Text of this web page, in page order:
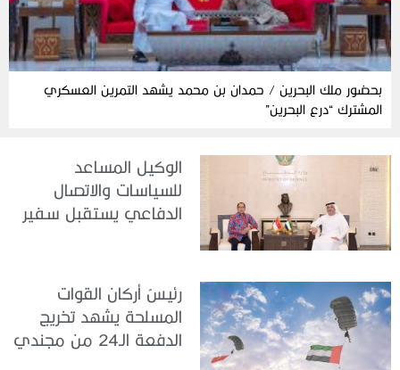
بحضور ملك البحرين / حمدان بن محمد يشهد التمرين العسكري
المشترك “درع البحرين”
الوكيل المساعد
للسياسات والاتصال
الدفاعي يستقبل سفير
رئيسُ أركان القوات
المسلحة يشهد تخريج
الدفعة الـ24 من مجندي